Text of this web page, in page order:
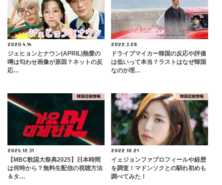
2020.4.14
ジェヒョンとナウン(APRIL)熱愛の
噂は匂わせ画像が原因？ネットの反
応…
2022.3.28
ドライブマイカー韓国の反応や評価
は低いって本当？ラストはなぜ韓国
なのか理…
韓国芸能情報
2025.12.31
【MBC歌謡大祭典2025】日本時間
は何時から？無料生配信の視聴方法
＆タ…
韓国芸能情報
2022.10.21
イェジョンファプロフィールや経歴
を調査！マドンソクとの馴れ初めも
調べてみた！